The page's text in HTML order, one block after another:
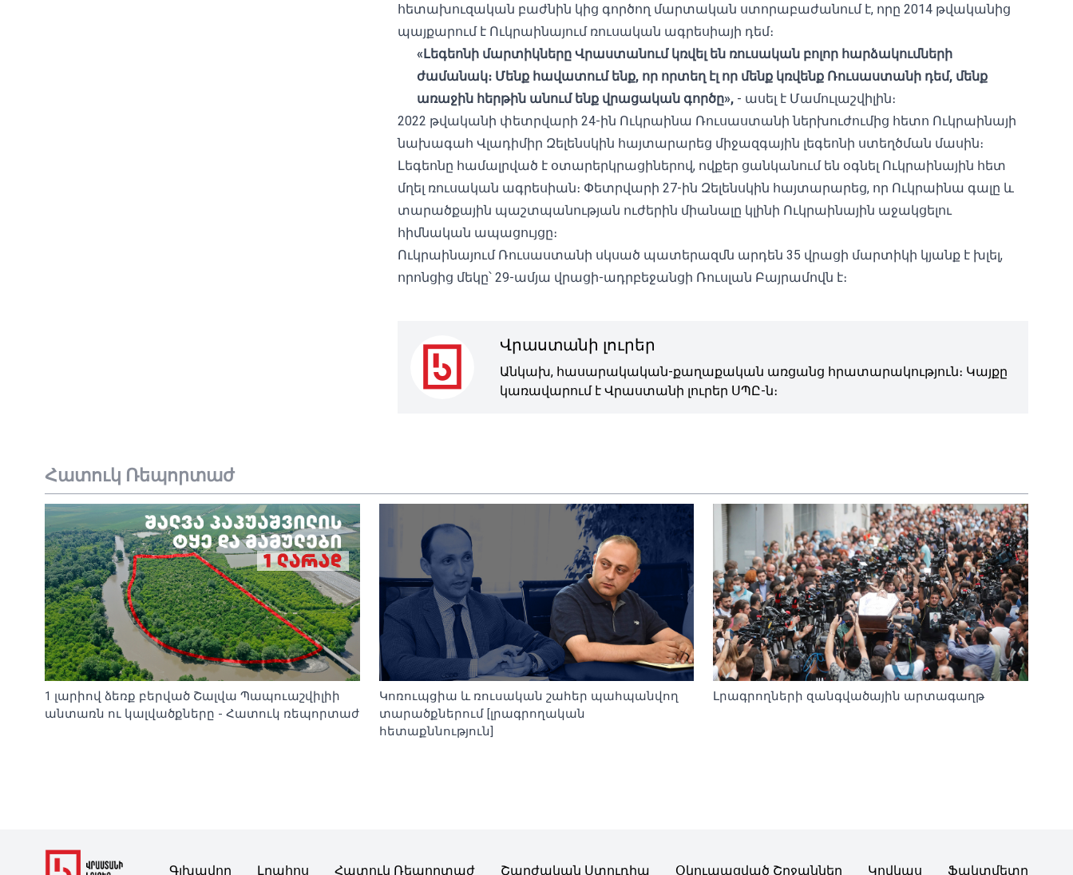
հետախուզական բաժնին կից գործող մարտական ​​ստորաբաժանում է, որը 2014 թվականից
պայքարում է Ուկրաինայում ռուսական ագրեսիայի դեմ։
«Լեգեոնի մարտիկները Վրաստանում կռվել են ռուսական բոլոր հարձակումների
ժամանակ։ Մենք հավատում ենք, որ որտեղ էլ որ մենք կռվենք Ռուսաստանի դեմ, մենք
առաջին հերթին անում ենք վրացական գործը», - ասել է Մամուլաշվիլին։
2022 թվականի փետրվարի 24-ին Ուկրաինա Ռուսաստանի ներխուժումից հետո Ուկրաինայի
նախագահ Վլադիմիր Զելենսկին հայտարարեց միջազգային լեգեոնի ստեղծման մասին։
Լեգեոնը համալրված է օտարերկրացիներով, ովքեր ցանկանում են օգնել Ուկրաինային հետ
մղել ռուսական ագրեսիան։ Փետրվարի 27-ին Զելենսկին հայտարարեց, որ Ուկրաինա գալը և
տարածքային պաշտպանության ուժերին միանալը կլինի Ուկրաինային աջակցելու
հիմնական ապացույցը։
Ուկրաինայում Ռուսաստանի սկսած պատերազմն արդեն 35 վրացի մարտիկի կյանք է խլել,
որոնցից մեկը՝ 29-ամյա վրացի-ադրբեջանցի Ռուսլան Բայրամովն է։
Վրաստանի լուրեր
Անկախ, հասարակական-քաղաքական առցանց հրատարակություն։ Կայքը
կառավարում է Վրաստանի լուրեր ՍՊԸ-ն։
Հատուկ Ռեպորտաժ
1 լարիով ձեռք բերված Շալվա Պապուաշվիլիի
անտառն ու կալվածքները - Հատուկ ռեպորտաժ
Կոռուպցիա և ռուսական շահեր պահպանվող
տարածքներում [լրագրողական
հետաքննություն]
Լրագրողների զանգվածային արտագաղթ
Գլխավոր Լրահոս Հատուկ Ռեպորտաժ Շարժական Ստուդիա Օկուպացված Շրջաններ Կովկաս Ֆակտմետր